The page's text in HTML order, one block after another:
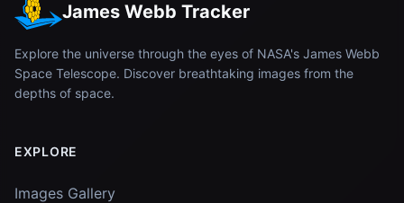
James Webb Tracker
Explore the universe through the eyes of NASA's James Webb
Space Telescope. Discover breathtaking images from the
depths of space.
EXPLORE
Images Gallery